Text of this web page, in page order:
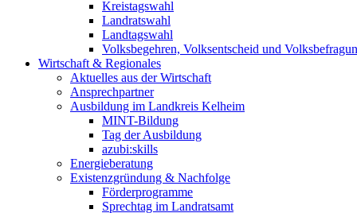
Kreistagswahl
Landratswahl
Landtagswahl
Volksbegehren, Volksentscheid und
Wirtschaft & Regionales
Aktuelles aus der Wirtschaft
Ansprechpartner
Ausbildung im Landkreis Kelheim
MINT-Bildung
Tag der Ausbildung
azubi:skills
Energieberatung
Existenzgründung & Nachfolge
Förderprogramme
Sprechtag im Landratsamt